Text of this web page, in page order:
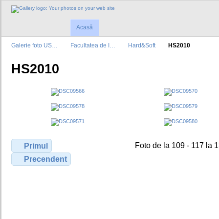
Acasă
Galerie foto US… Facultatea de I… Hard&Soft HS2010
HS2010
Primul
Precendent
Foto de la 109 - 117 la